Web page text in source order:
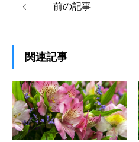
前の記事
関連記事